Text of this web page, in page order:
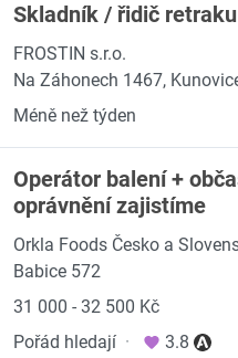
Skladník / řidič retraku
FROSTIN s.r.o.
Na Záhonech 1467,
Méně než týden
Operátor balení +
oprávnění zajistíme
Orkla Foods Česko a
Babice 572
31 000 - 32 500 Kč
Pořád hledají · 3.8